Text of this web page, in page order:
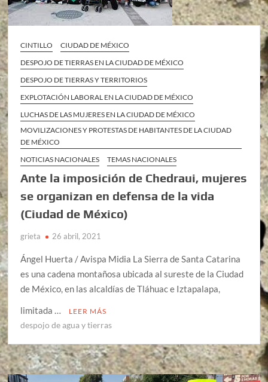
CINTILLO
CIUDAD DE MÉXICO
DESPOJO DE TIERRAS EN LA CIUDAD DE MÉXICO
DESPOJO DE TIERRAS Y TERRITORIOS
EXPLOTACIÓN LABORAL EN LA CIUDAD DE MÉXICO
LUCHAS DE LAS MUJERES EN LA CIUDAD DE MÉXICO
MOVILIZACIONES Y PROTESTAS DE HABITANTES DE LA CIUDAD
DE MÉXICO
NOTICIAS NACIONALES
TEMAS NACIONALES
Ante la imposición de Chedraui, mujeres
se organizan en defensa de la vida
(Ciudad de México)
grieta 26 abril, 2021
Ángel Huerta / Avispa Midia La Sierra de Santa Catarina
es una cadena montañosa ubicada al sureste de la Ciudad
de México, en las alcaldías de Tláhuac e Iztapalapa,
limitada …
LEER MÁS
despojo de agua y tierras